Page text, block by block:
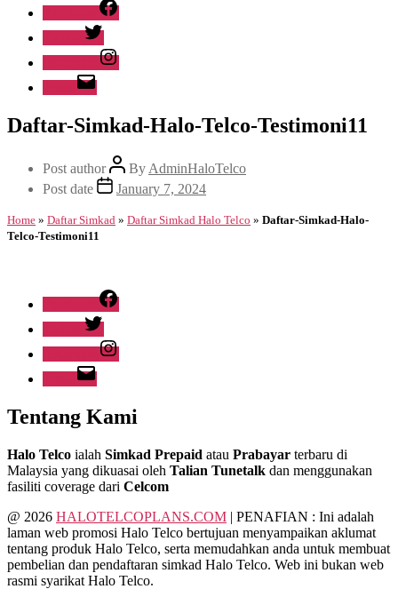
Daftar-Simkad-Halo-Telco-Testimoni11
Post author By AdminHaloTelco
Post date
January 7, 2024
Home » Daftar Simkad » Daftar Simkad Halo Telco » Daftar-Simkad-Halo-
Telco-Testimoni11
Tentang Kami
Halo Telco ialah Simkad Prepaid atau Prabayar terbaru di
Malaysia yang dikuasai oleh Talian Tunetalk dan menggunakan
fasiliti coverage dari Celcom
@ 2026 HALOTELCOPLANS.COM | PENAFIAN : Ini adalah
laman web promosi Halo Telco bertujuan menyampaikan aklumat
tentang produk Halo Telco, serta memudahkan anda untuk membuat
pembelian dan pendaftaran simkad Halo Telco. Web ini bukan web
rasmi syarikat Halo Telco.